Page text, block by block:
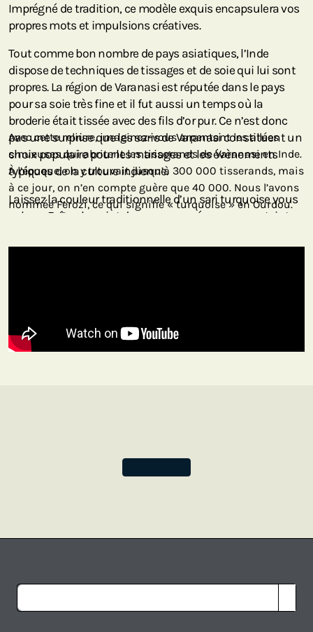
Imprégné de tradition, ce modèle exquis encapsulera vos
propres mots et impulsions créatives.
Tout comme bon nombre de pays asiatiques, l’Inde
dispose de techniques de tissages et de soie qui lui sont
propres. La région de Varanasi est réputée dans le pays
pour sa soie très fine et il fut aussi un temps où la
broderie était tissée avec des fils d’or pur. Ce n’est donc
pas une surprise que les saris de Varanasi constituent un
choix populaire pour les mariages et les évènements
typiques de la culture indienne.
Laissez la couleur traditionnelle d’un sari turquoise vous
calmer. Faîtes le point dans vos pensées avec une teinte
et la confiance. Les couleurs de notre modèle Ferozi
trouvaient dans cette région du nord de l’Inde. À ce jour,
on n’en compte guère que 40 000, les jeunes générations
Ensemble, célébrons la somptuosité des plis de soie que
seule la ville de Varanasi peut produire.
Avec cette reliure, imaginez-vous arpentant les allées
sinueuses qui abritent les tisserands de Varanasi en Inde.
À l’époque, on y trouvait jusqu’à 300 000 tisserands, mais
à ce jour, on n’en compte guère que 40 000. Nous l’avons
nommée Ferozi, ce qui signifie « turquoise » en Ourdou.